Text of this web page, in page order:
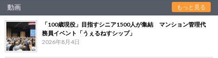
動画 もっと見る
「100歳現役」目指すシニア1500人が集結 マンション管理代
務員イベント「うぇるねすシップ」
2026年8月4日